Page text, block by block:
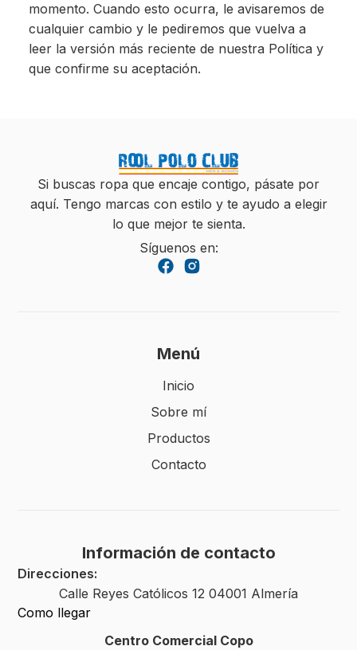
momento. Cuando esto ocurra, le avisaremos de
cualquier cambio y le pediremos que vuelva a
leer la versión más reciente de nuestra Política y
que confirme su aceptación.
Si buscas ropa que encaje contigo, pásate por
aquí. Tengo marcas con estilo y te ayudo a elegir
lo que mejor te sienta.
Síguenos en:
Menú
Inicio
Sobre mí
Productos
Contacto
Información de contacto
Direcciones:
Calle Reyes Católicos 12 04001 Almería
Como llegar
Centro Comercial Copo